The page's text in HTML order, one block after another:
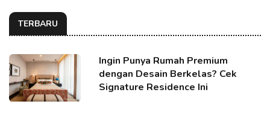
TERBARU
Ingin Punya Rumah Premium
dengan Desain Berkelas? Cek
Signature Residence Ini